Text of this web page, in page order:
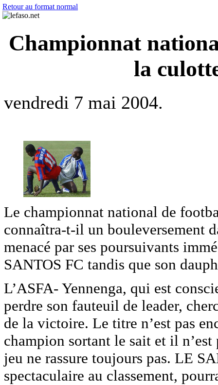
Retour au format normal
Championnat
la
vendredi 7 mai 2004.
Le championnat national de
connaîtra-t-il un bouleversement
menacé par ses poursuivants
SANTOS FC tandis que son
L’ASFA- Yennenga, qui est
perdre son fauteuil de leader,
de la victoire. Le titre n’est pas
champion sortant le sait et il n’est
jeu ne rassure toujours pas. LE
spectaculaire au classement,